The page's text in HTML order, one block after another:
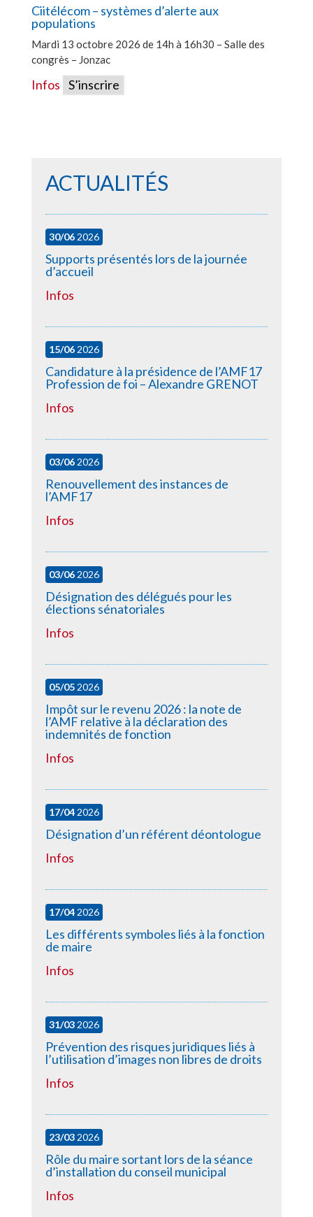
Ciitélécom – systèmes d’alerte aux
populations
Mardi 13 octobre 2026 de 14h à 16h30 – Salle des
congrès – Jonzac
Infos S’inscrire
ACTUALITÉS
30/062026
Supports présentés lors de la journée
d’accueil
Infos
15/062026
Candidature à la présidence de l’AMF17
Profession de foi – Alexandre GRENOT
Infos
03/062026
Renouvellement des instances de
l’AMF17
Infos
03/062026
Désignation des délégués pour les
élections sénatoriales
Infos
05/052026
Impôt sur le revenu 2026 : la note de
l’AMF relative à la déclaration des
indemnités de fonction
Infos
17/042026
Désignation d’un référent déontologue
Infos
17/042026
Les différents symboles liés à la fonction
de maire
Infos
31/032026
Prévention des risques juridiques liés à
l’utilisation d’images non libres de droits
Infos
23/032026
Rôle du maire sortant lors de la séance
d’installation du conseil municipal
Infos